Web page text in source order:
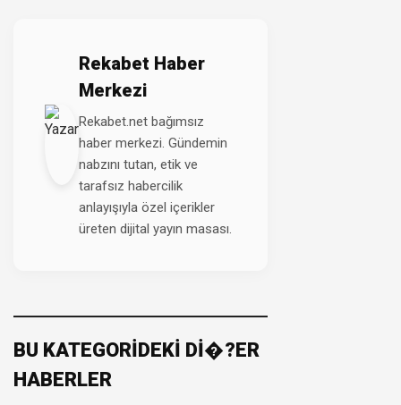
Rekabet Haber
Merkezi
Rekabet.net bağımsız
haber merkezi. Gündemin
nabzını tutan, etik ve
tarafsız habercilik
anlayışıyla özel içerikler
üreten dijital yayın masası.
BU KATEGORİDEKİ Dİ�?ER
HABERLER